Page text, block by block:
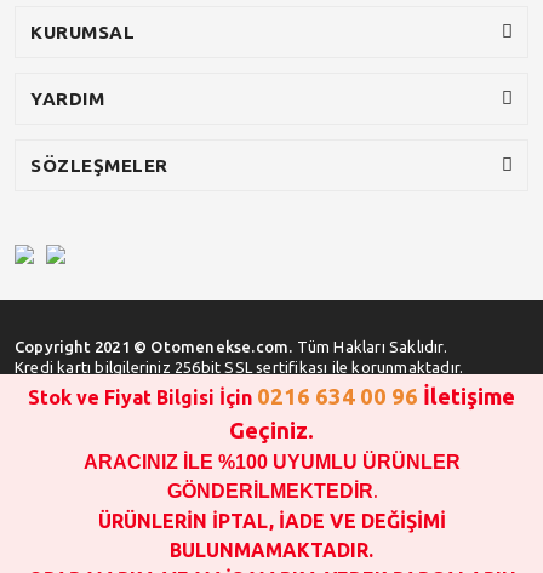
KURUMSAL
YARDIM
SÖZLEŞMELER
Copyright 2021 © Otomenekse.com. Tüm Hakları Saklıdır.
Kredi kartı bilgileriniz 256bit SSL sertifikası ile korunmaktadır.
SATIN ALMA İŞLEMİ YAPMADAN ÖNCE
STOK VE FİYAT BİLGİSİ ALINIZ !!!
1000 TL VE ÜSTÜ SİPARİŞ VERİLEBİLİR!!!
OPAR MARKA VE MAİS MARKA YEDEK PARÇALARIN
GARANTİSİ YOKTUR!!!!!!!!!!!
Stok ve Fiyat Bilgisi İçin 0216 634 00 96 İletişime
Geçiniz.
ARACINIZ İLE %100 UYUMLU ÜRÜNLER
GÖNDERİLMEKTEDİR.
ÜRÜNLERİN İPTAL, İADE VE DEĞİŞİMİ
BULUNMAMAKTADIR.